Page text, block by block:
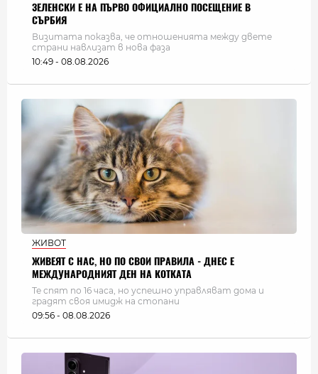
ЗЕЛЕНСКИ Е НА ПЪРВО ОФИЦИАЛНО ПОСЕЩЕНИЕ В
СЪРБИЯ
Визитата показва, че отношенията между двете
страни навлизат в нова фаза
10:49 - 08.08.2026
ЖИВОТ
ЖИВЕЯТ С НАС, НО ПО СВОИ ПРАВИЛА - ДНЕС Е
МЕЖДУНАРОДНИЯТ ДЕН НА КОТКАТА
Те спят по 16 часа, но успешно управляват дома и
градят своя имидж на стопани
09:56 - 08.08.2026